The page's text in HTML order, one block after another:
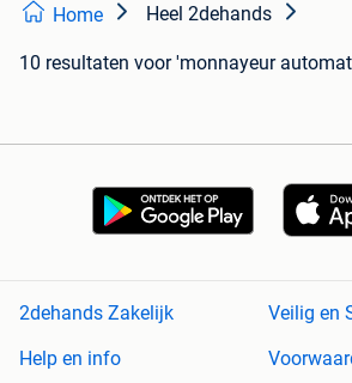
Home Heel 2dehands
10 resultaten voor 'monnayeur
2dehands Zakelijk
Veilig en
Help en info